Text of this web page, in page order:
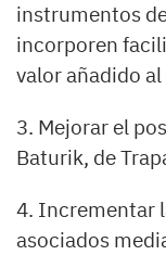
instrumentos
incorporen
valor añadido
3. Mejorar el
Baturik, de
4. Incrementar
asociados